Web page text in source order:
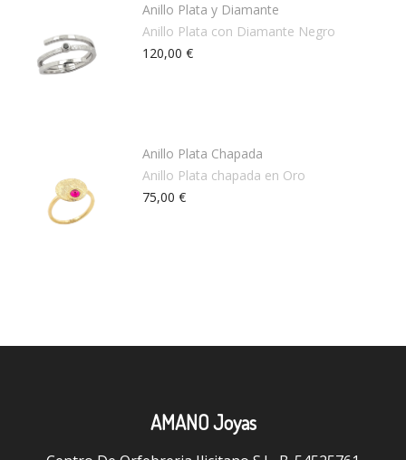
Anillo Plata y Diamante
Anillo Plata con Diamante Negro
120,00 €
Anillo Plata Chapada
Anillo Plata chapada en Oro
75,00 €
AMANO Joyas